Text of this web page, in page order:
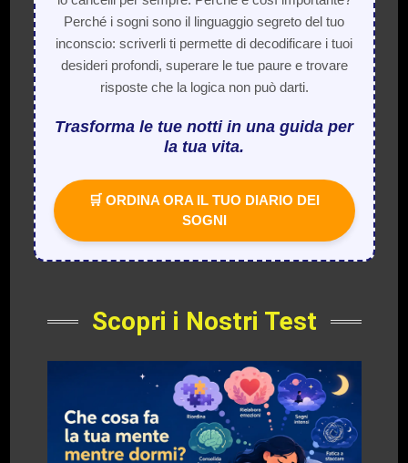
Perché i sogni sono il linguaggio segreto del tuo
inconscio: scriverli ti permette di decodificare i tuoi
desideri profondi, superare le tue paure e trovare
risposte che la logica non può darti.
Trasforma le tue notti in una guida per
la tua vita.
🛒 ORDINA ORA IL TUO DIARIO DEI
SOGNI
Scopri i Nostri Test